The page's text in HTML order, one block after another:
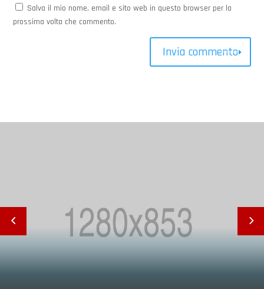
Salva il mio nome, email e sito web in questo browser per la
prossima volta che commento.
Invia commento